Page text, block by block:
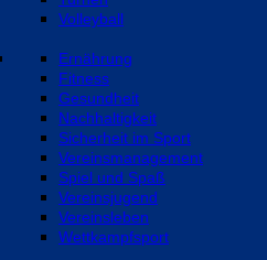
Volleyball
Ernährung
Fitness
Gesundheit
Nachhaltigkeit
Sicherheit im Sport
Vereinsmanagement
Spiel und Spaß
Vereinsjugend
Vereinsleben
Wettkampfsport